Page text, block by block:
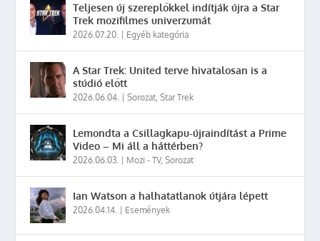
Teljesen új szereplőkkel indítják újra a Star
Trek mozifilmes univerzumát
2026.07.20. Egyéb kategória
A Star Trek: United terve hivatalosan is a
stúdió előtt
2026.06.04. |Sorozat ,Star Trek
Lemondta a Csillagkapu-újraindítást a Prime
Video – Mi áll a háttérben?
2026.06.03. Mozi - TV,Sorozat
Ian Watson a halhatatlanok útjára lépett
2026.04.14. Események